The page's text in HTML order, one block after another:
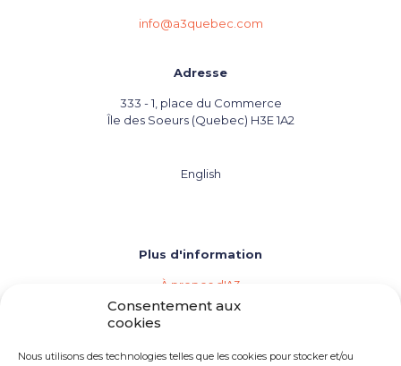
Consentement aux
cookies
Nous utilisons des technologies telles que les cookies pour stocker et/ou
info@a3quebec.com
Adresse
333 - 1, place du Commerce
Île des Soeurs (Quebec) H3E 1A2
English
Plus d'information
À propos d'A3
Les agences de vins, bières et spiritueux
Répertoire des membres d'A3
Importation privée